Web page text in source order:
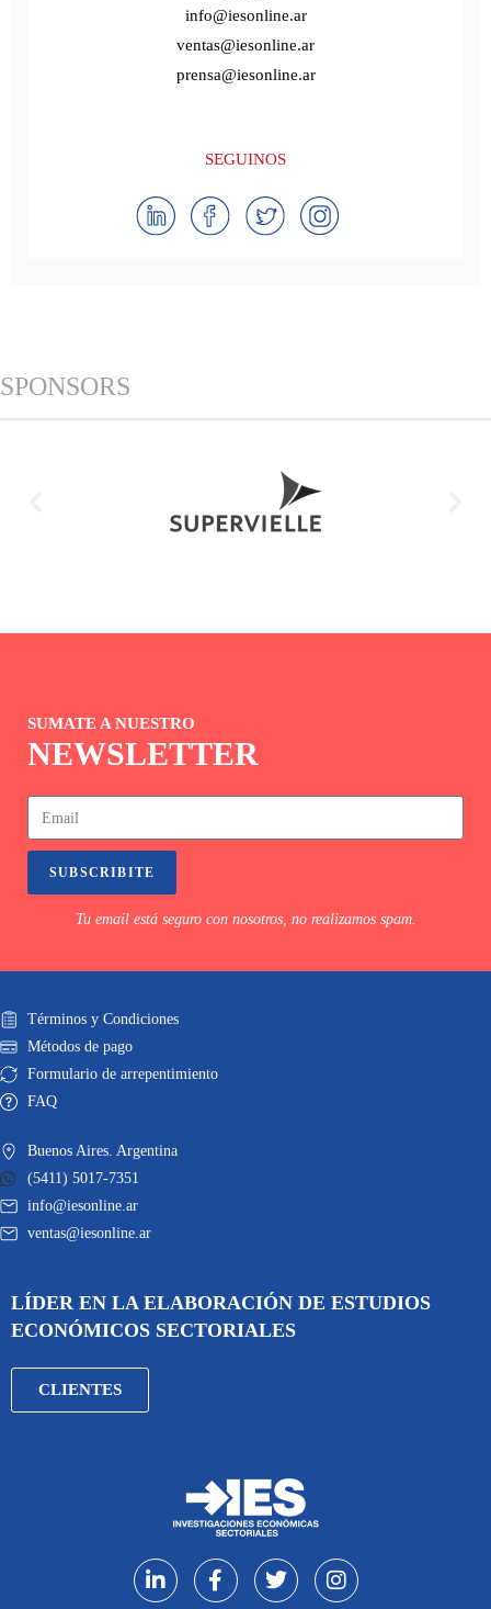
info@iesonline.ar
ventas@iesonline.ar
prensa@iesonline.ar
SEGUINOS
SPONSORS
SUMATE A NUESTRO
NEWSLETTER
SUBSCRIBITE
Tu email está seguro con nosotros, no realizamos spam.
Términos y Condiciones
Métodos de pago
Formulario de arrepentimiento
FAQ
Buenos Aires. Argentina
(5411) 5017-7351
info@iesonline.ar
ventas@iesonline.ar
LÍDER EN LA ELABORACIÓN DE ESTUDIOS
ECONÓMICOS SECTORIALES
CLIENTES